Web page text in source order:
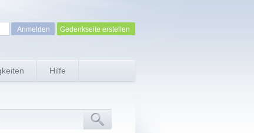
Gedenkseite erstellen
Hilfe